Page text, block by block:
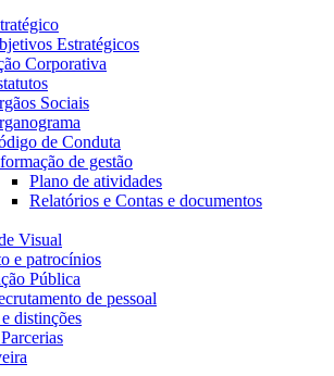
Estratégicos
Corporativa
Sociais
de Conduta
de gestão
Plano de atividades
Relatórios e Contas e documentos
Visual
e patrocínios
Pública
de pessoal
distinções